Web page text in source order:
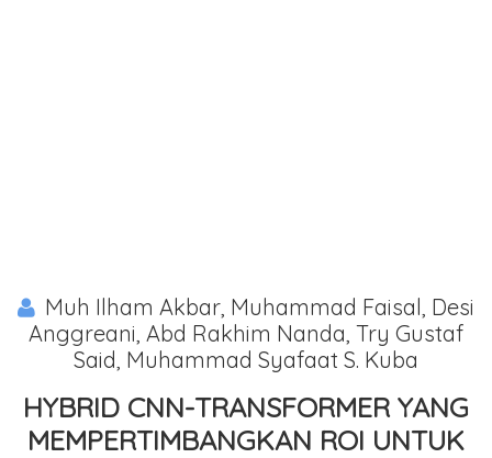
Muh Ilham Akbar, Muhammad Faisal, Desi
Anggreani, Abd Rakhim Nanda, Try Gustaf
Said, Muhammad Syafaat S. Kuba
HYBRID CNN-TRANSFORMER YANG
MEMPERTIMBANGKAN ROI UNTUK